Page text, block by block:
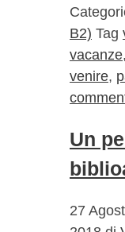
B2) Tag
vacanze,
venire,
Un
27